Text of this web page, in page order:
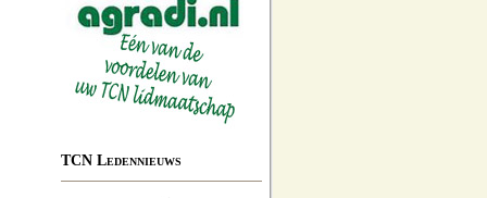
TCN Ledennieuws